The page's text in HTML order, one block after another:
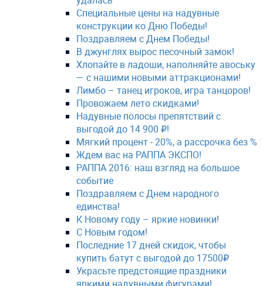
Специальные цены на надувные
конструкции ко Дню Победы!
Поздравляем с Днем Победы!
В джунглях вырос песочный замок!
Хлопайте в ладоши, наполняйте авоську
— с нашими новыми аттракционами!
Лимбо – танец игроков, игра танцоров!
Провожаем лето скидками!
Надувные полосы препятствий с
выгодой до 14 900 ₽!
Мягкий процент - 20%, а рассрочка без %
Ждем вас на РАППА ЭКСПО!
РАППА 2016: наш взгляд на большое
событие
Поздравляем с Днем народного
единства!
К Новому году – яркие новинки!
С Новым годом!
Последние 17 дней скидок, чтобы
купить батут с выгодой до 17500₽
Украсьте предстоящие праздники